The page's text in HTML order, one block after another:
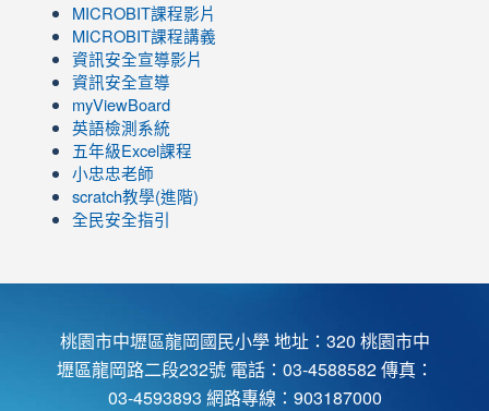
link
to
https://www.youtube.com/channel/UC8LghzcV5-
ZBGmXwlbUndNA/videos?
view=0&sort=dd&shelf_id=0
MICROBIT課程影片
link
to
https://www.youtube.com/channel/UC8LghzcV5-
ZBGmXwlbUndNA/videos?
view=0&sort=dd&shelf_id=0
MICROBIT課程講義
資訊安全宣導影片
資訊安全宣導
myViewBoard
英語檢測系統
五年級Excel課程
小忠忠老師
scratch教學(進階)
全民安全指引
桃園市中壢區龍岡國民小學 地址：320 桃園市中
壢區龍岡路二段232號 電話：03-4588582 傳真：
03-4593893 網路專線：903187000